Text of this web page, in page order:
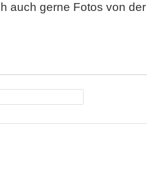
auch gerne Fotos von